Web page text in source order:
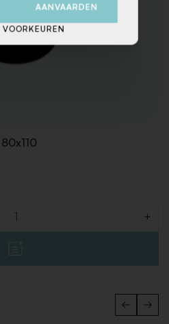
+
AANVAARDEN